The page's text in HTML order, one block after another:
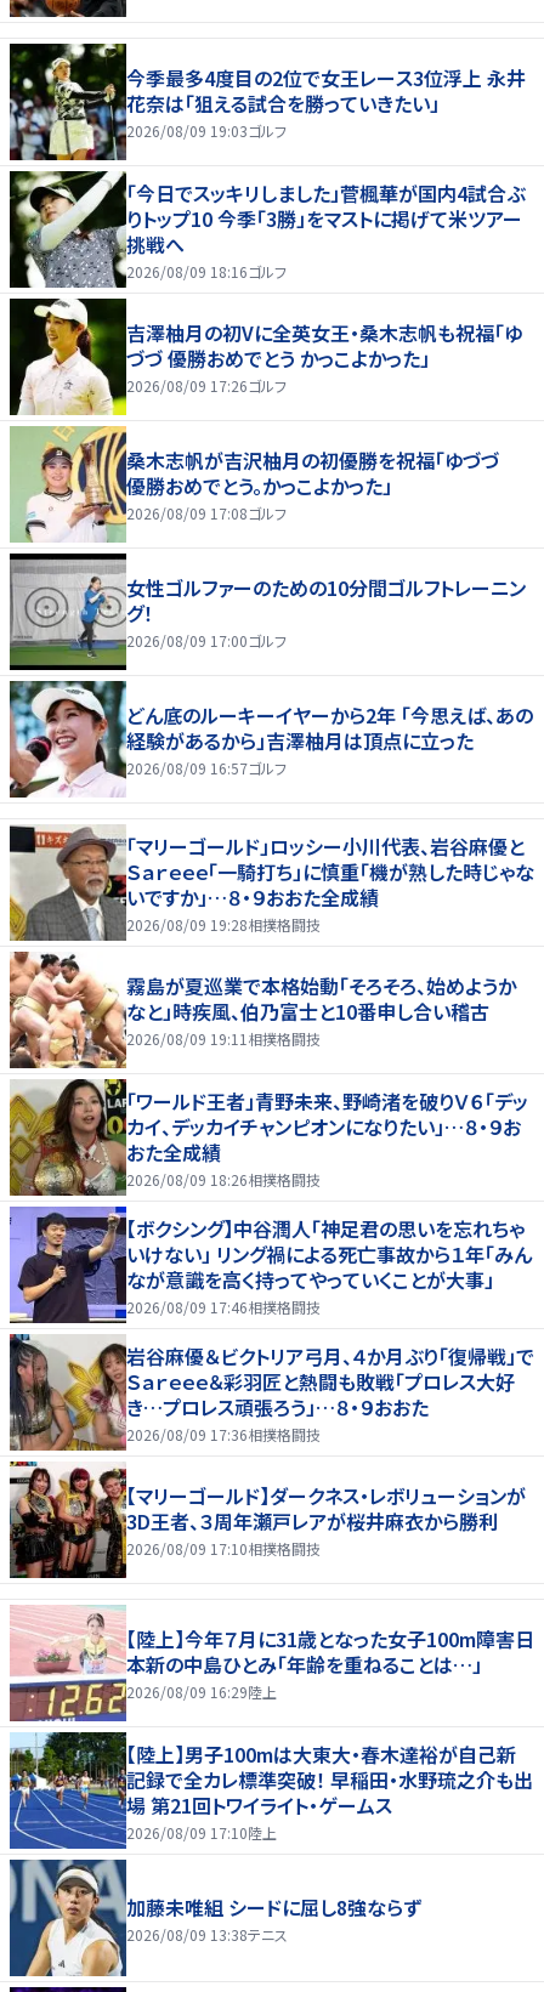
今季最多4度目の2位で女王レース3位浮上 永井
花奈は「狙える試合を勝っていきたい」
2026/08/09 19:03ゴルフ
「今日でスッキリしました」菅楓華が国内4試合ぶ
りトップ10 今季「3勝」をマストに掲げて米ツアー
挑戦へ
2026/08/09 18:16ゴルフ
吉澤柚月の初Vに全英女王・桑木志帆も祝福「ゆ
づづ 優勝おめでとう かっこよかった」
2026/08/09 17:26ゴルフ
桑木志帆が吉沢柚月の初優勝を祝福「ゆづづ
優勝おめでとう。かっこよかった」
2026/08/09 17:08ゴルフ
女性ゴルファーのための10分間ゴルフトレーニン
グ！
2026/08/09 17:00ゴルフ
どん底のルーキーイヤーから2年 「今思えば、あの
経験があるから」吉澤柚月は頂点に立った
2026/08/09 16:57ゴルフ
「マリーゴールド」ロッシー小川代表、岩谷麻優と
Ｓａｒｅｅｅ「一騎打ち」に慎重「機が熟した時じゃな
いですか」…８・９おおた全成績
2026/08/09 19:28相撲格闘技
霧島が夏巡業で本格始動「そろそろ、始めようか
なと」時疾風、伯乃富士と10番申し合い稽古
2026/08/09 19:11 相撲格闘技
「ワールド王者」青野未来、野崎渚を破りＶ６「デッ
カイ、デッカイチャンピオンになりたい」…８・９お
おた全成績
2026/08/09 18:26相撲格闘技
【ボクシング】中谷潤人「神足君の思いを忘れちゃ
いけない」 リング禍による死亡事故から１年「みん
なが意識を高く持ってやっていくことが大事」
2026/08/09 17:46相撲格闘技
岩谷麻優＆ビクトリア弓月、４か月ぶり「復帰戦」で
Ｓａｒｅｅｅ＆彩羽匠と熱闘も敗戦「プロレス大好
き…プロレス頑張ろう」…８・９おおた
2026/08/09 17:36相撲格闘技
【マリーゴールド】ダークネス・レボリューションが
3D王者、３周年瀬戸レアが桜井麻衣から勝利
2026/08/09 17:10相撲格闘技
【陸上】今年７月に31歳となった女子100m障害日
本新の中島ひとみ「年齢を重ねることは…」
2026/08/09 16:29陸上
【陸上】男子100mは大東大・春木達裕が自己新
記録で全カレ標準突破！ 早稲田・水野琉之介も出
場 第21回トワイライト・ゲームス
2026/08/09 17:10陸上
加藤未唯組 シードに屈し8強ならず
2026/08/09 13:38テニス